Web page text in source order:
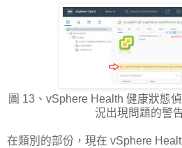
圖 13、vSphere Health 健康狀態
況出現問題的警
在類別的部份，現在 vSphere